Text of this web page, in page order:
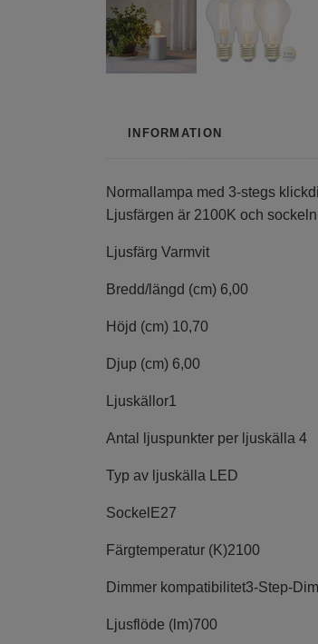
INFORMATION
Normallampa med 3-stegs
Ljusfärgen är 2100K och
Ljusfärg Varmvit
Bredd/längd (cm) 6,00
Höjd (cm) 10,70
Djup (cm) 6,00
Ljuskällor1
Antal ljuspunkter per ljuskälla 4
Typ av ljuskälla LED
Sockel E27
Färgtemperatur (K)2100
Dimmer kompatibilitet3-Step-
Ljusflöde (lm)700